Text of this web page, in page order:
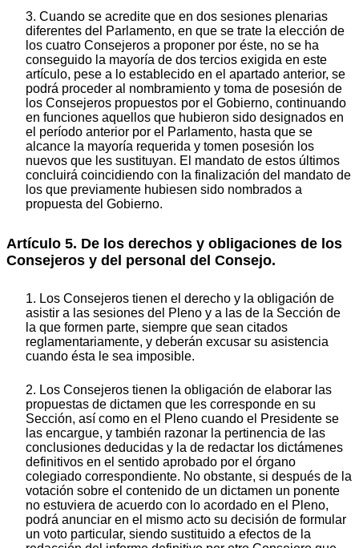
3. Cuando se acredite que en dos sesiones plenarias
diferentes del Parlamento, en que se trate la elección de
los cuatro Consejeros a proponer por éste, no se ha
conseguido la mayoría de dos tercios exigida en este
artículo, pese a lo establecido en el apartado anterior, se
podrá proceder al nombramiento y toma de posesión de
los Consejeros propuestos por el Gobierno, continuando
en funciones aquellos que hubieron sido designados en
el período anterior por el Parlamento, hasta que se
alcance la mayoría requerida y tomen posesión los
nuevos que les sustituyan. El mandato de estos últimos
concluirá coincidiendo con la finalización del mandato de
los que previamente hubiesen sido nombrados a
propuesta del Gobierno.
Artículo 5. De los derechos y obligaciones de los
Consejeros y del personal del Consejo.
1. Los Consejeros tienen el derecho y la obligación de
asistir a las sesiones del Pleno y a las de la Sección de
la que formen parte, siempre que sean citados
reglamentariamente, y deberán excusar su asistencia
cuando ésta le sea imposible.
2. Los Consejeros tienen la obligación de elaborar las
propuestas de dictamen que les corresponde en su
Sección, así como en el Pleno cuando el Presidente se
las encargue, y también razonar la pertinencia de las
conclusiones deducidas y la de redactar los dictámenes
definitivos en el sentido aprobado por el órgano
colegiado correspondiente. No obstante, si después de la
votación sobre el contenido de un dictamen un ponente
no estuviera de acuerdo con lo acordado en el Pleno,
podrá anunciar en el mismo acto su decisión de formular
un voto particular, siendo sustituido a efectos de la